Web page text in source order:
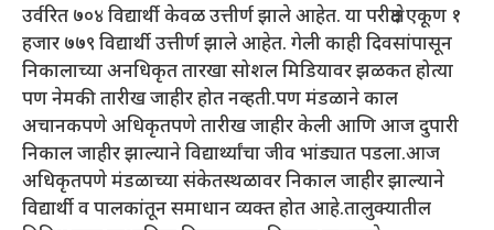
उर्वरित ७०४ विद्यार्थी केवळ उत्तीर्ण झाले आहेत. या परीक्षेत एकूण १
हजार ७७९ विद्यार्थी उत्तीर्ण झाले आहेत. गेली काही दिवसांपासून
निकालाच्या अनधिकृत तारखा सोशल मिडियावर झळकत होत्या
पण नेमकी तारीख जाहीर होत नव्हती.पण मंडळाने काल
अचानकपणे अधिकृतपणे तारीख जाहीर केली आणि आज दुपारी
निकाल जाहीर झाल्याने विद्यार्थ्यांचा जीव भांड्यात पडला.आज
अधिकृतपणे मंडळाच्या संकेतस्थळावर निकाल जाहीर झाल्याने
विद्यार्थी व पालकांतून समाधान व्यक्त होत आहे.तालुक्यातील